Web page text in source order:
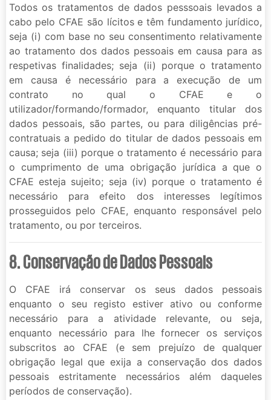
Todos os tratamentos de dados pesssoais levados a
cabo pelo CFAE são lícitos e têm fundamento jurídico,
seja (i) com base no seu consentimento relativamente
ao tratamento dos dados pessoais em causa para as
respetivas finalidades; seja (ii) porque o tratamento
em causa é necessário para a execução de um
contrato no qual o CFAE e o
utilizador/formando/formador, enquanto titular dos
dados pessoais, são partes, ou para diligências pré-
contratuais a pedido do titular de dados pessoais em
causa; seja (iii) porque o tratamento é necessário para
o cumprimento de uma obrigação jurídica a que o
CFAE esteja sujeito; seja (iv) porque o tratamento é
necessário para efeito dos interesses legítimos
prosseguidos pelo CFAE, enquanto responsável pelo
tratamento, ou por terceiros.
8. Conservação de Dados Pessoais
O CFAE irá conservar os seus dados pessoais
enquanto o seu registo estiver ativo ou conforme
necessário para a atividade relevante, ou seja,
enquanto necessário para lhe fornecer os serviços
subscritos ao CFAE (e sem prejuízo de qualquer
obrigação legal que exija a conservação dos dados
pessoais estritamente necessários além daqueles
períodos de conservação).